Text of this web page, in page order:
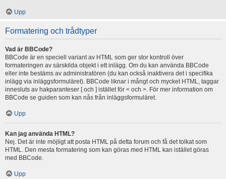
Upp
Formatering och trådtyper
Vad är BBCode?
BBCode är en speciell variant av HTML som ger stor kontroll över
formateringen av särskilda objekt i ett inlägg. Om du kan använda BBCode
eller inte bestäms av administratören (du kan också inaktivera det i specifika
inlägg via inläggsformuläret). BBCode liknar i mångt och mycket HTML, taggar
innesluts av hakparanteser [ och ] istället för < och >. För mer information om
BBCode se guiden som kan nås från inläggsformuläret.
Upp
Kan jag använda HTML?
Nej. Det är inte möjligt att posta HTML på detta forum och få det tolkat som
HTML. Den mesta formatering som kan göras med HTML kan istället göras
med BBCode.
Upp